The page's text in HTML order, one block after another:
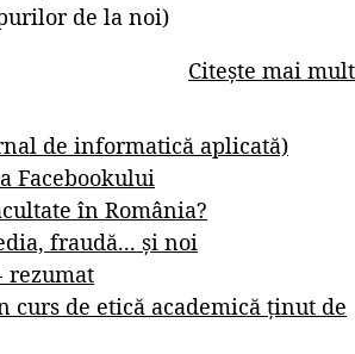
de la noi)
Citește mai mult
de informatică aplicată)
Facebookului
în România?
fraudă... și noi
rezumat
curs de etică academică ținut de